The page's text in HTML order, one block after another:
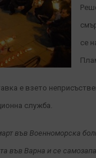
се
е взето
служба.
във Военноморска
във Варна и се